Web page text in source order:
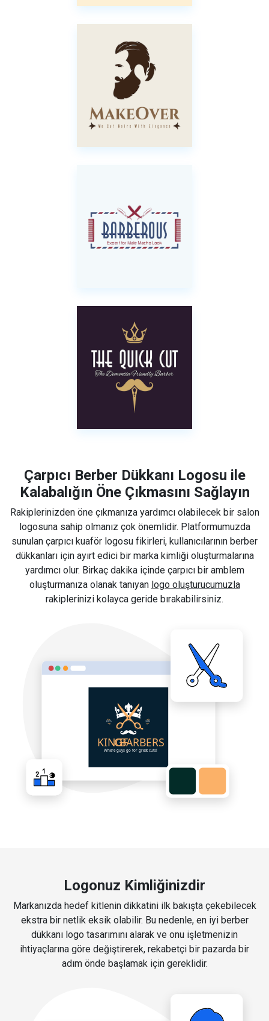
Çarpıcı Berber Dükkanı Logosu ile
Kalabalığın Öne Çıkmasını Sağlayın
Rakiplerinizden öne çıkmanıza yardımcı olabilecek bir salon
logosuna sahip olmanız çok önemlidir. Platformumuzda
sunulan çarpıcı kuaför logosu fikirleri, kullanıcılarının berber
dükkanları için ayırt edici bir marka kimliği oluşturmalarına
yardımcı olur. Birkaç dakika içinde çarpıcı bir amblem
oluşturmanıza olanak tanıyan logo oluşturucumuzla
rakiplerinizi kolayca geride bırakabilirsiniz.
Logonuz Kimliğinizdir
Markanızda hedef kitlenin dikkatini ilk bakışta çekebilecek
ekstra bir netlik eksik olabilir. Bu nedenle, en iyi berber
dükkanı logo tasarımını alarak ve onu işletmenizin
ihtiyaçlarına göre değiştirerek, rekabetçi bir pazarda bir
adım önde başlamak için gereklidir.